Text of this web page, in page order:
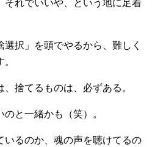
それでいいや、という地に足着
択」を頭でやるから、難しく
捨てるものは、必ずある。
と一緒かも（笑）。
いるのか、魂の声を聴けてるの